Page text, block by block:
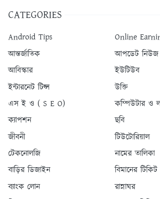
CATEGORIES
Android Tips
Online
আন্তর্জাতিক
আপডেট নিউজ
আবিস্কার
ইউটিউব
ইন্টারনেট টিপ্স
উক্তি
এস ই ও ( S E O)
কম্পিউটার ও
ক্যাপশন
ছবি
জীবনী
টিউটোরিয়াল
টেকনোলজি
নামের তালিকা
বাড়ির ডিজাইন
বিমানের টিকিট
ব্যাংক লোন
রান্নাঘর